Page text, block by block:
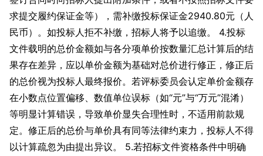
求提交履约保证金等），需补缴投标保证金2940.80元（人
民币）。如投标人拒不补缴，招标人将予以追缴。 4.投标
文件载明的总价金额如与各分项单价按数量汇总计算后的结
果存在差异，应以单价金额为基础对总价进行修正，修正后
的总价视为投标人最终报价。若评标委员会认定单价金额存
在小数点位置偏移、数值单位误标（如“元”与“万元”混淆）
等明显计算错误，导致单价显失合理性时，不适用前款规
定。修正后的总价与单价具有同等法律约束力，投标人不得
以计算疏忽为由提出异议。 5.若招标文件资格条件中明确